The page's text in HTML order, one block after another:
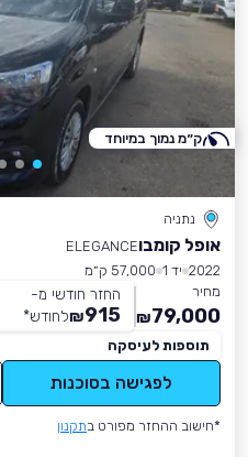
נתניה
אופל קומבוELEGANCE
2022 יד 1
57,000 ק״מ
מחיר
79,000
₪
החזר חודשי מ-
915
₪לחודש*
תוספות לעיסקה
לפגישה בסוכנות
*חישוב ההחזר מפורט בתקנון
ק״מ נמוך במיוחד